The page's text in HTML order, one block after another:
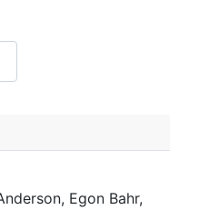
Egon Bahr,